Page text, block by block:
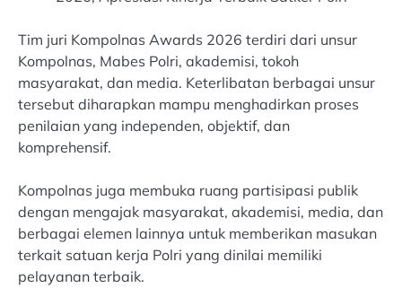
Tim juri Kompolnas Awards 2026 terdiri dari unsur
Kompolnas, Mabes Polri, akademisi, tokoh
masyarakat, dan media. Keterlibatan berbagai unsur
tersebut diharapkan mampu menghadirkan proses
penilaian yang independen, objektif, dan
komprehensif.
Kompolnas juga membuka ruang partisipasi publik
dengan mengajak masyarakat, akademisi, media, dan
berbagai elemen lainnya untuk memberikan masukan
terkait satuan kerja Polri yang dinilai memiliki
pelayanan terbaik.